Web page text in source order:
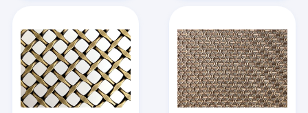
Produkte
VR-Show
Über uns